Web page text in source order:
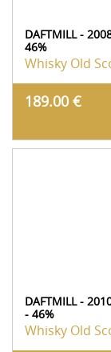
DAFTMILL -
46%
Whisky Old
189.00 €
DAFTMILL -
- 46%
Whisky Old